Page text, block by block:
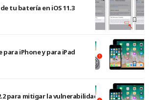
tu batería en iOS 11.3
para iPhone y para iPad
para mitigar la vulnerabilidad Spectre